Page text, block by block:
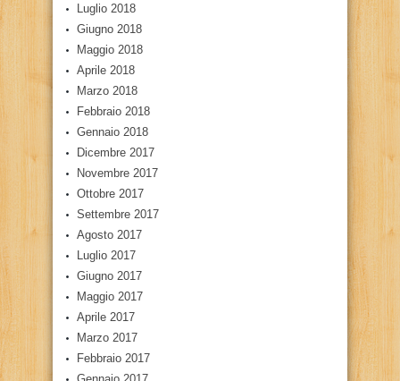
Luglio 2018
Giugno 2018
Maggio 2018
Aprile 2018
Marzo 2018
Febbraio 2018
Gennaio 2018
Dicembre 2017
Novembre 2017
Ottobre 2017
Settembre 2017
Agosto 2017
Luglio 2017
Giugno 2017
Maggio 2017
Aprile 2017
Marzo 2017
Febbraio 2017